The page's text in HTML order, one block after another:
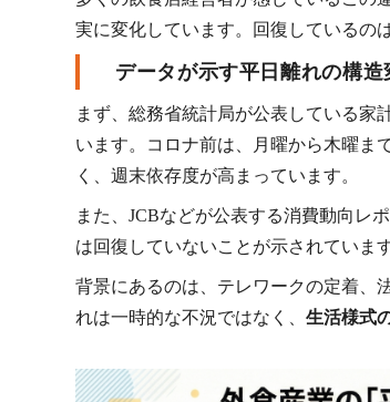
実に変化しています。回復しているの
データが示す平日離れの構造
まず、 総務省統計局が公表している家
います。コロナ前は、月曜から木曜ま
く、週末依存度が高まっています。
また、 JCBなどが公表する消費動向レ
は回復していないことが示されています
背景にあるのは、テレワークの定着、
れは一時的な不況ではなく、 生活様式